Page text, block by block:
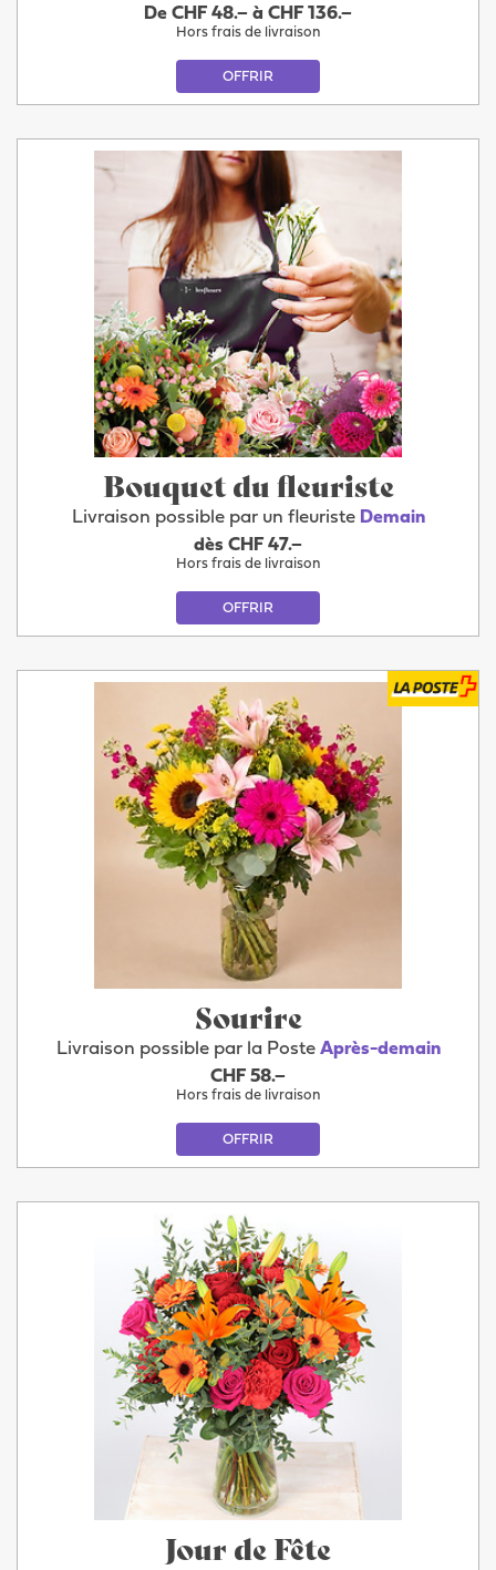
De CHF 48.– à CHF 136.–
Hors frais de livraison
OFFRIR
Bouquet du fleuriste
Livraison possible par un fleuriste Demain
dès CHF 47.–
Hors frais de livraison
OFFRIR
Sourire
Livraison possible par la Poste Après-demain
CHF 58.–
Hors frais de livraison
OFFRIR
Jour de Fête